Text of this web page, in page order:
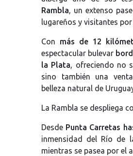
Rambla, un extenso
lugareños y visitantes
Con más de 12
espectacular bulevar
la Plata, ofreciendo no
sino también una
belleza natural de
La Rambla se despliega
Desde Punta Carretas
inmensidad del Río de
mientras se pasea por el